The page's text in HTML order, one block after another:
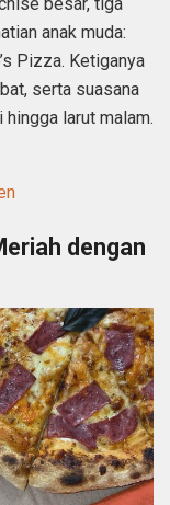
anak muda:
Pizza. Ketiganya
serta suasana
larut malam.
dengan